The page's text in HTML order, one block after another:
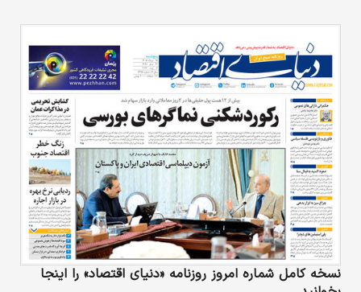
نسخه کامل شماره امروز روزنامه «دنیای‌ اقتصاد» را اینجا